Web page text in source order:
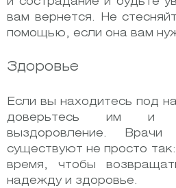
вам вернется. Не
помощью, если она вам
Здоровье
Если вы находитесь под
доверьтесь им и
выздоровление.
существуют не просто
время, чтобы
надежду и здоровье.